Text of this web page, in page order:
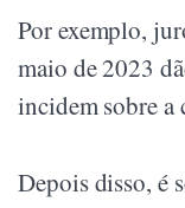
Por exemplo,
maio de 2023
incidem sobre a
Depois disso, é